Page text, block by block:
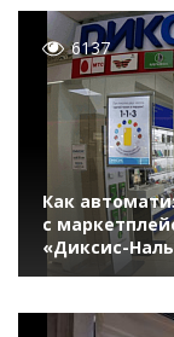
6137
Как
с
«Диксис-